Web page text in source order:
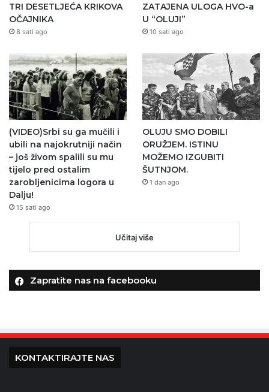
TRI DESETLJEĆA KRIKOVA
OČAJNIKA
8 sati ago
ZATAJENA ULOGA HVO-a
U “OLUJI”
10 sati ago
(VIDEO)Srbi su ga mučili i
ubili na najokrutniji način
– još živom spalili su mu
tijelo pred ostalim
zarobljenicima logora u
Dalju!
15 sati ago
OLUJU SMO DOBILI
ORUŽJEM. ISTINU
MOŽEMO IZGUBITI
ŠUTNJOM.
1 dan ago
Učitaj više
Zapratite nas na facebooku
KONTAKTIRAJTE NAS